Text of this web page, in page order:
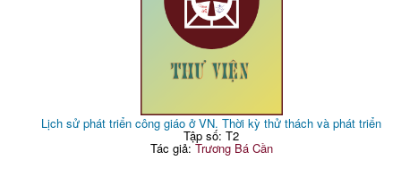
Lịch sử phát triển công giáo ở VN. Thời kỳ thử thách và phát triển
Tập số: T2
Tác giả:Trương Bá Cần